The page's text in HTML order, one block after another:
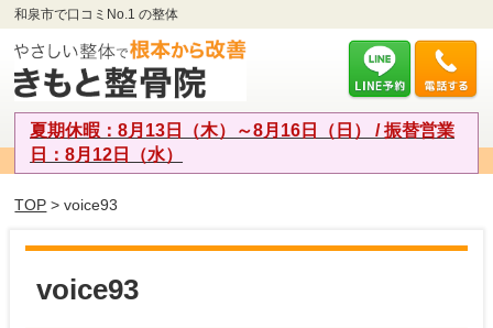
和泉市で口コミNo.1 の整体
夏期休暇：8月13日（木）～8月16日（日） / 振替営業
日：8月12日（水）
TOP > voice93
voice93